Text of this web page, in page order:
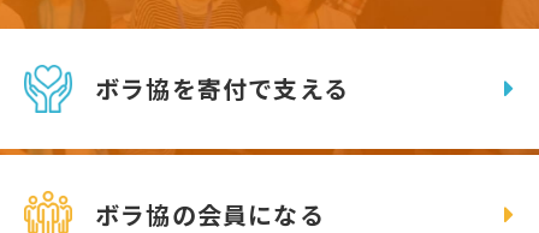
ボラ協を寄付で支える
ボラ協の会員になる